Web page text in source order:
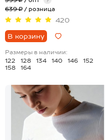
639 ₽ / розница
420
В корзину
Размеры в наличии:
122
128 134 140 146
152
158
164